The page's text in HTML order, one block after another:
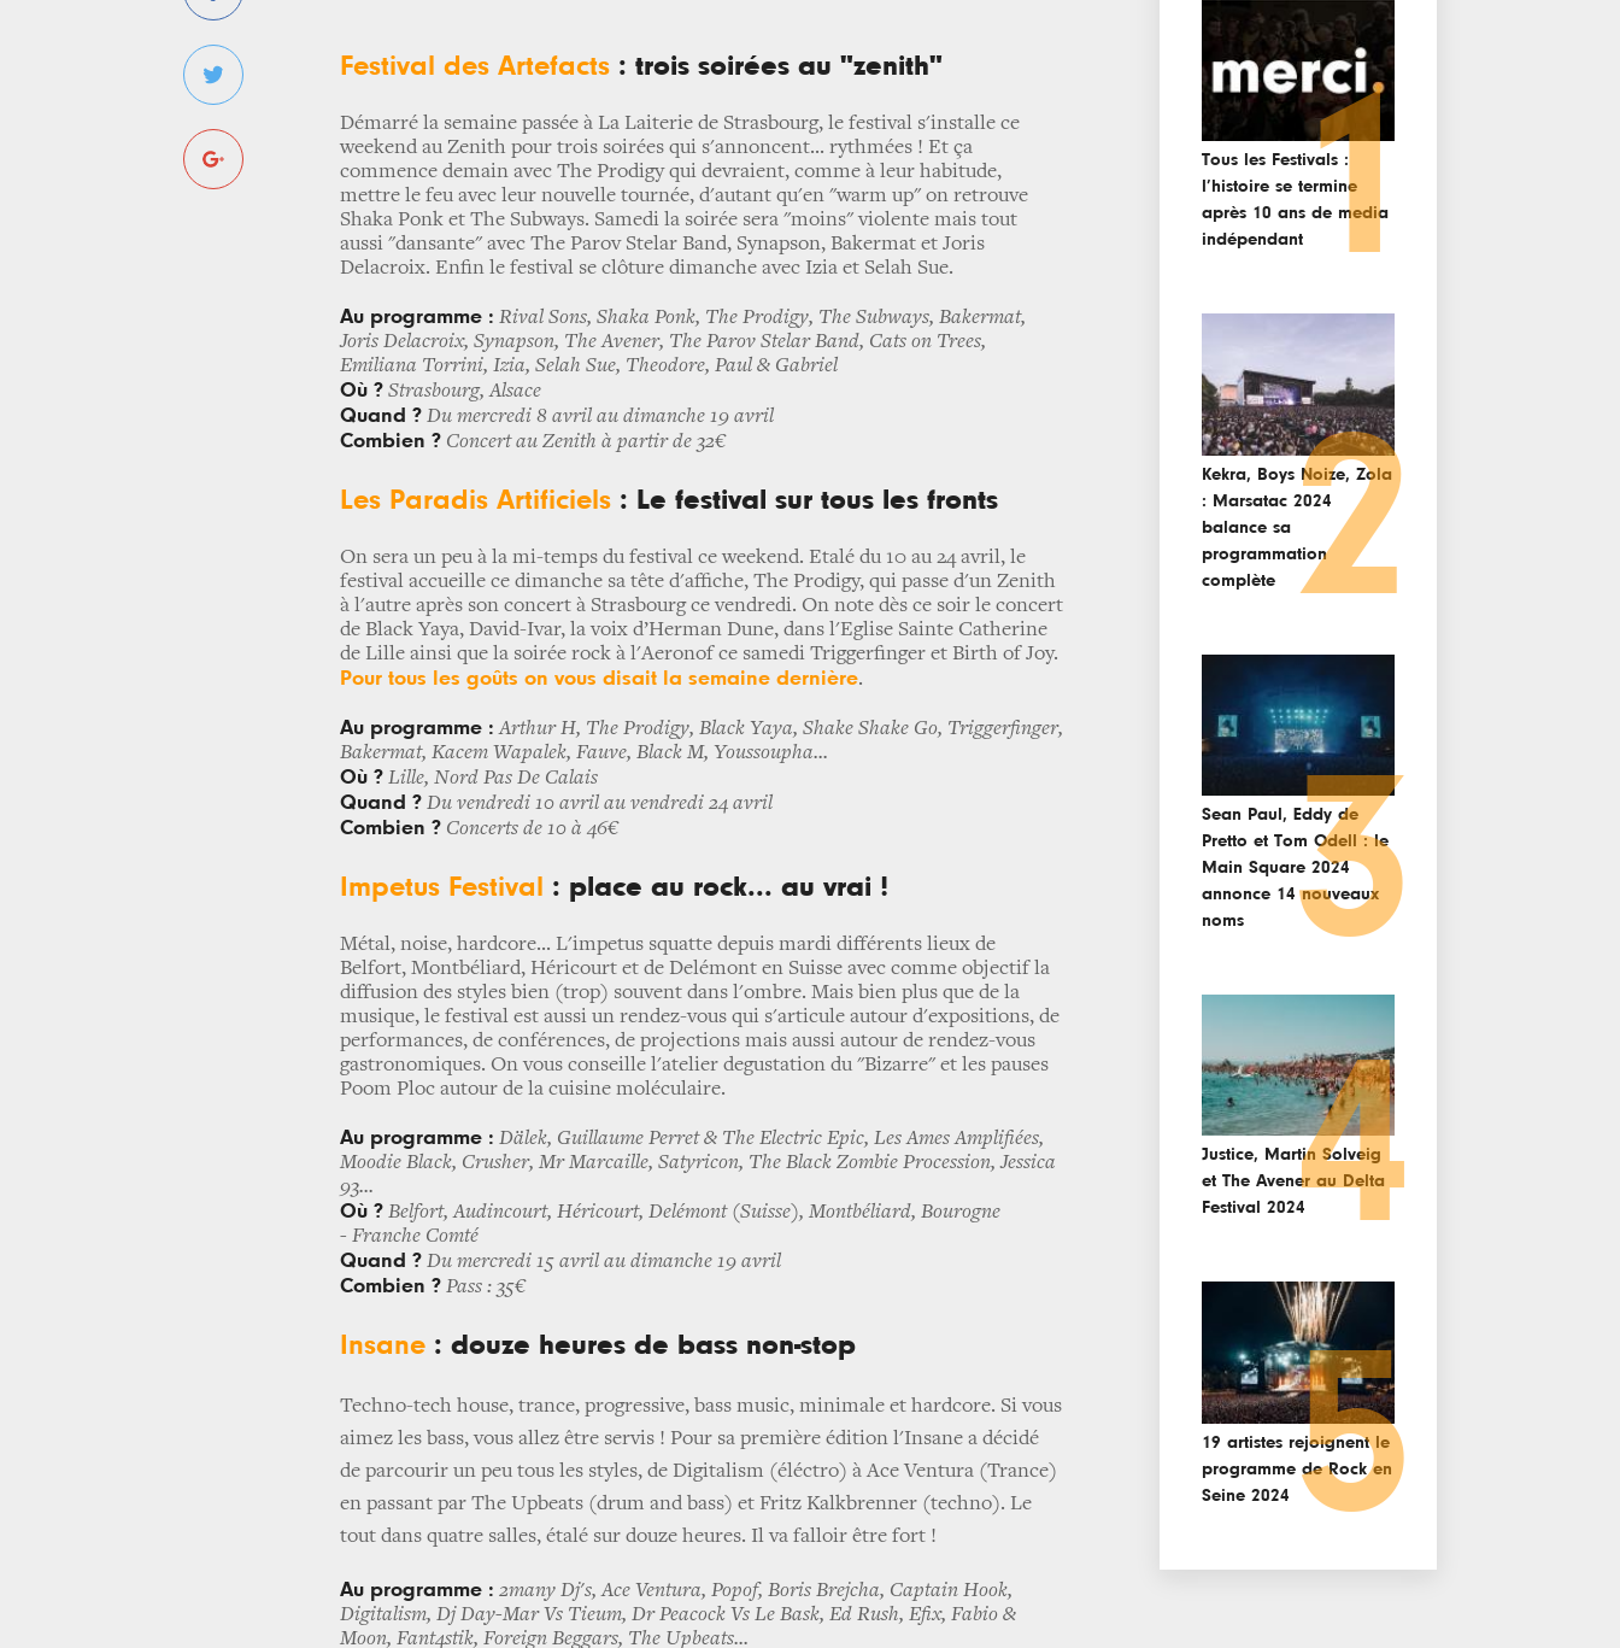
Festival des Artefacts : trois soirées au "zenith"
Démarré la semaine passée à La Laiterie de Strasbourg, le festival s'installe ce
weekend au Zenith pour trois soirées qui s'annoncent... rythmées ! Et ça
commence demain avec The Prodigy qui devraient, comme à leur habitude,
mettre le feu avec leur nouvelle tournée, d'autant qu'en "warm up" on retrouve
Shaka Ponk et The Subways. Samedi la soirée sera "moins" violente mais tout
aussi "dansante" avec The Parov Stelar Band, Synapson, Bakermat et Joris
Delacroix. Enfin le festival se clôture dimanche avec Izia et Selah Sue.
Au programme : Rival Sons, Shaka Ponk, The Prodigy, The Subways, Bakermat,
Joris Delacroix, Synapson, The Avener, The Parov Stelar Band, Cats on Trees,
Emiliana Torrini, Izia, Selah Sue, Theodore, Paul & Gabriel
Où ? Strasbourg, Alsace
Quand ? Du mercredi 8 avril au dimanche 19 avril
Combien ? Concert au Zenith à partir de 32€
Les Paradis Artificiels : Le festival sur tous les fronts
On sera un peu à la mi-temps du festival ce weekend. Etalé du 10 au 24 avril, le
festival accueille ce dimanche sa tête d'affiche, The Prodigy, qui passe d'un Zenith
à l'autre après son concert à Strasbourg ce vendredi. On note dès ce soir le concert
de Black Yaya, David-Ivar, la voix d’Herman Dune, dans l'Eglise Sainte Catherine
de Lille ainsi que la soirée rock à l'Aeronof ce samedi Triggerfinger et Birth of Joy.
Pour tous les goûts on vous disait la semaine dernière.
Au programme : Arthur H, The Prodigy, Black Yaya, Shake Shake Go, Triggerfinger,
Bakermat, Kacem Wapalek, Fauve, Black M, Youssoupha...
Où ? Lille, Nord Pas De Calais
Quand ? Du vendredi 10 avril au vendredi 24 avril
Combien ? Concerts de 10 à 46€
Impetus Festival : place au rock... au vrai !
Métal, noise, hardcore... L'impetus squatte depuis mardi différents lieux de
Belfort, Montbéliard, Héricourt et de Delémont en Suisse avec comme objectif la
diffusion des styles bien (trop) souvent dans l'ombre. Mais bien plus que de la
musique, le festival est aussi un rendez-vous qui s'articule autour d'expositions, de
performances, de conférences, de projections mais aussi autour de rendez-vous
gastronomiques. On vous conseille l'atelier degustation du "Bizarre" et les pauses
Poom Ploc autour de la cuisine moléculaire.
Au programme : Dälek, Guillaume Perret & The Electric Epic, Les Ames Amplifiées,
Moodie Black, Crusher, Mr Marcaille, Satyricon, The Black Zombie Procession, Jessica
93...
Où ? Belfort, Audincourt, Héricourt, Delémont (Suisse), Montbéliard, Bourogne
- Franche Comté
Quand ? Du mercredi 15 avril au dimanche 19 avril
Combien ? Pass : 35€
Insane​ : douze heures de bass non-stop
Techno-tech house, trance, progressive, bass music, minimale et hardcore. Si vous
aimez les bass, vous allez être servis ! Pour sa première édition l'Insane a décidé
de parcourir un peu tous les styles, de Digitalism (éléctro) à Ace Ventura (Trance)
en passant par The Upbeats (drum and bass) et Fritz Kalkbrenner (techno). Le
tout dans quatre salles, étalé sur douze heures. Il va falloir être fort !
Au programme : 2many Dj's, Ace Ventura, Popof, Boris Brejcha, Captain Hook,
Digitalism, Dj Day-Mar Vs Tieum, Dr Peacock Vs Le Bask, Ed Rush, Efix, Fabio &
Moon, Fant4stik, Foreign Beggars, The Upbeats...
Tous les Festivals :
l’histoire se termine
après 10 ans de media
indépendant1
Kekra, Boys Noize, Zola
: Marsatac 2024
balance sa
programmation
complète
2
Sean Paul, Eddy de
Pretto et Tom Odell : le
Main Square 2024
annonce 14 nouveaux
noms
3
Justice, Martin Solveig
et The Avener au Delta
Festival 20244
19 artistes rejoignent le
programme de Rock en
Seine 2024 5